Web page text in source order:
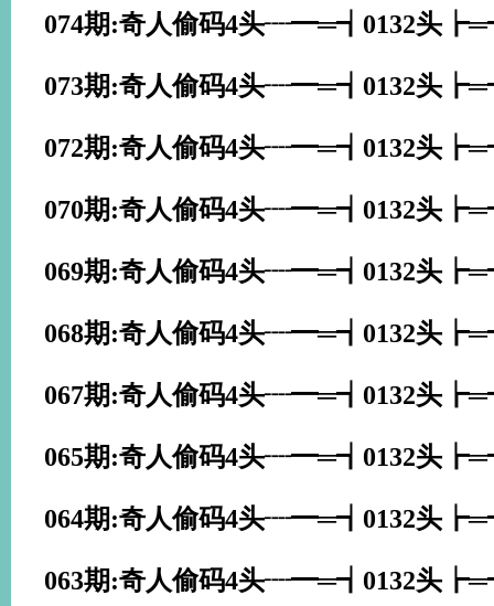
074期:奇人偷码4头┈━═┪0132头
073期:奇人偷码4头┈━═┪0132头
072期:奇人偷码4头┈━═┪0132头
070期:奇人偷码4头┈━═┪0132头
069期:奇人偷码4头┈━═┪0132头
068期:奇人偷码4头┈━═┪0132头
067期:奇人偷码4头┈━═┪0132头
065期:奇人偷码4头┈━═┪0132头
064期:奇人偷码4头┈━═┪0132头
063期:奇人偷码4头┈━═┪0132头